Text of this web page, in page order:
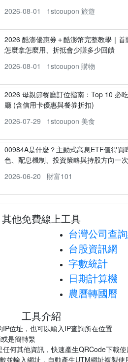
2026-08-01
1stcoupon 旅遊
2026 酷澎優惠券＋酷澎幣完整教學｜首
怎麼拿怎麼用、折抵會少賺多少回饋
2026-08-01
1stcoupon 購物
2026 母親節餐廳訂位指南：Top 10 必
廳 (含信用卡優惠與餐券折扣)
2026-07-29
1stcoupon 美食
00984A是什麼？主動式高息ETF值得買
色、配息機制、投資策略與持股方向一
2026-06-20
財富101
其他免費線上工具
台灣公司查
台股資訊網
字數統計
日期計算機
農曆轉國曆
工具介紹
位址，也可以輸入IP查詢所在位置
是簡轉繁
任何其他資訊，快速產生QRCode下載使
並輸入網址，自動產生UTM網址複製使